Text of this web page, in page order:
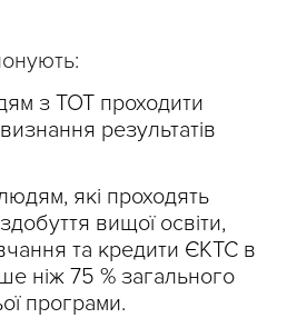
з ТОТ проходити
результатів
які проходять
вищої освіти,
та кредити ЄКТС в
ніж 75 % загального
програми.